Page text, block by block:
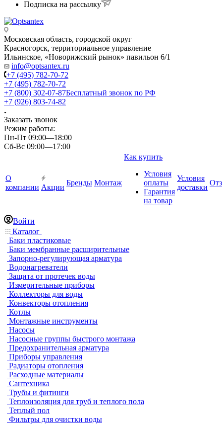
Подписка на рассылку
Московская область, городской округ
Красногорск, территориальное управление
Ильинское, «Новорижский рынок» павильон 6/1
info@optsantex.ru
+7 (495) 782-70-72
+7 (495) 782-70-72
+7 (800) 302-07-87Бесплатный звонок по РФ
+7 (926) 803-74-82
Заказать звонок
Режим работы:
Пн-Пт 09:00—18:00
Сб-Вс 09:00—17:00
О
компании Акции
Бренды Монтаж
Как купить
Условия
оплаты
Гарантия
на товар
Условия
доставки
Войти
Каталог
Баки пластиковые
Баки мембранные расширительные
Запорно-регулирующая арматура
Водонагреватели
Защита от протечек воды
Измерительные приборы
Коллекторы для воды
Конвекторы отопления
Котлы
Монтажные инструменты
Насосы
Насосные группы быстрого монтажа
Предохранительная арматура
Приборы управления
Радиаторы отопления
Расходные материалы
Сантехника
Трубы и фитинги
Теплоизоляция для труб и теплого пола
Теплый пол
Фильтры для очистки воды